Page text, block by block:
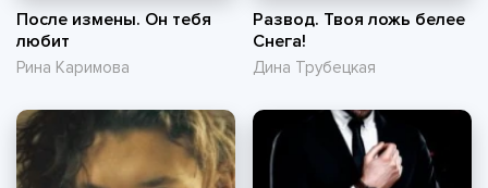
После измены. Он тебя
любит
Рина Каримова
Развод. Твоя ложь белее
Снега!
Дина Трубецкая